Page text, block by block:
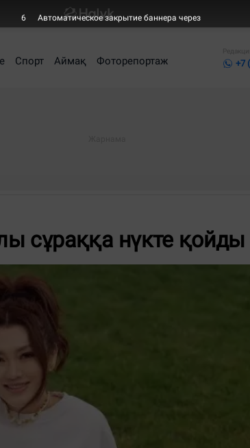
Спорт Аймақ Фоторепортаж
Редакция
+7
сұраққа нүкте қойды
6 Автоматическое закрытие баннера через